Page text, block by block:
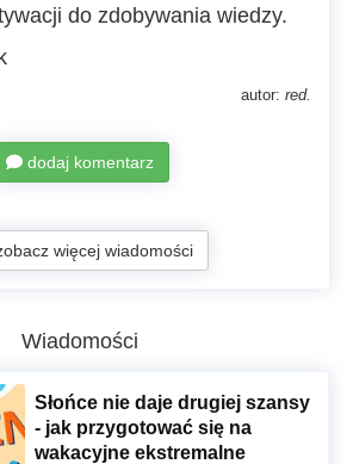
do zdobywania wiedzy.
autor: red.
dodaj komentarz
więcej wiadomości
Wiadomości
Słońce nie daje drugiej szansy
- jak przygotować się na
wakacyjne ekstremalne